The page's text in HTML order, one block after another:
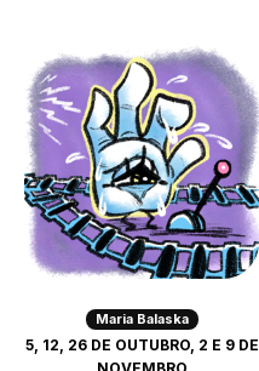
Maria Balaska
5, 12, 26 DE OUTUBRO, 2 E 9 DE